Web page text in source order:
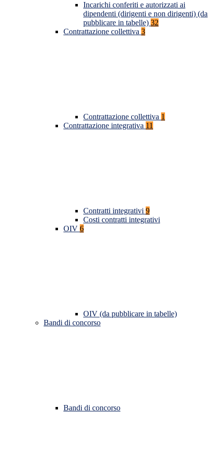
Incarichi conferiti e autorizzati ai
dipendenti (dirigenti e non dirigenti) (da
pubblicare in tabelle) 32
Contrattazione collettiva 3
Contrattazione collettiva 1
Contrattazione integrativa 11
Contratti integrativi 9
Costi contratti integrativi
OIV 6
OIV (da pubblicare in tabelle)
Bandi di concorso
Bandi di concorso